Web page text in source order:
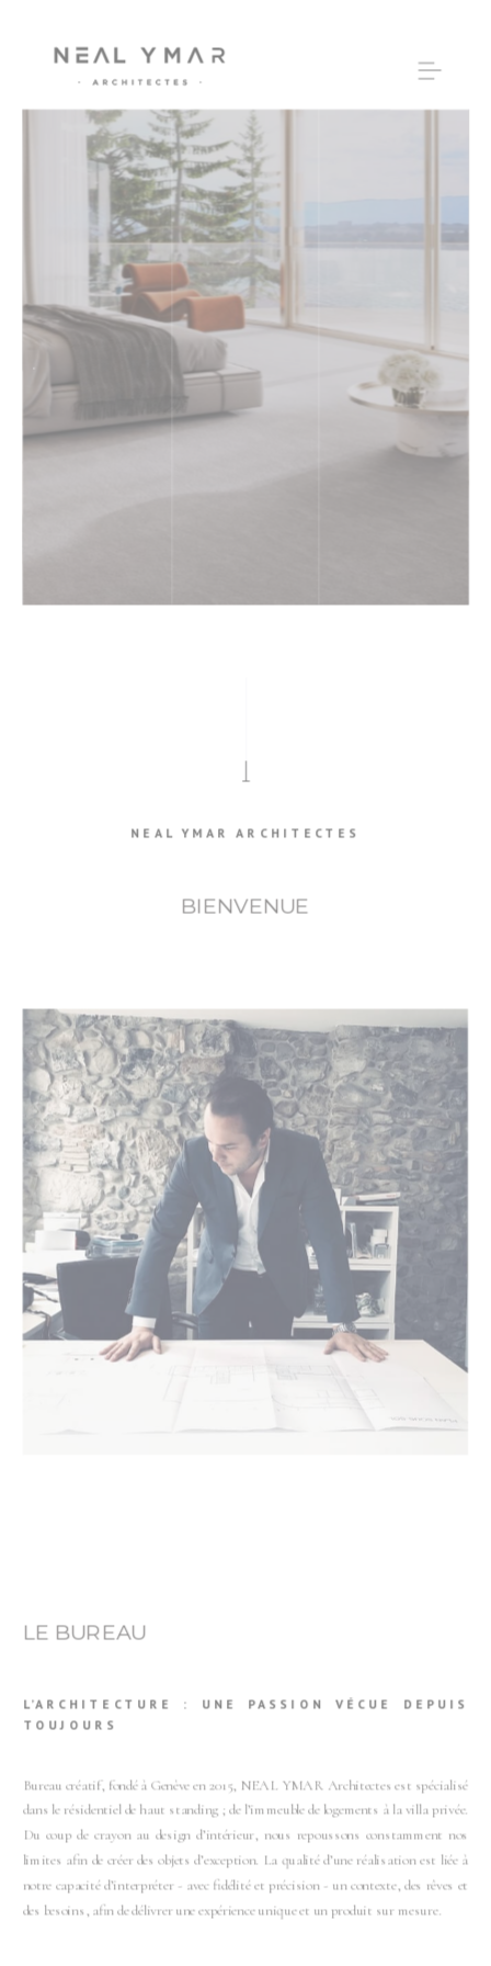
NEAL YMAR ARCHITECTES
BIENVENUE
LE BUREAU
L’ARCHITECTURE : UNE PASSION VÉCUE DEPUIS
TOUJOURS
Bureau créatif, fondé à Genève en 2015, NEAL YMAR Architectes est spécialisé
dans le résidentiel de haut standing ; de l’immeuble de logements à la villa privée.
Du coup de crayon au design d’intérieur, nous repoussons constamment nos
limites afin de créer des objets d’exception. La qualité d’une réalisation est liée à
notre capacité d’interpréter - avec fidélité et précision - un contexte, des rêves et
des besoins, afin de délivrer une expérience unique et un produit sur mesure.